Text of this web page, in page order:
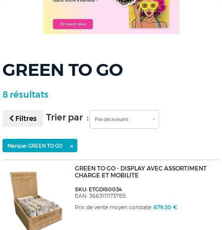
GREEN TO GO
8 résultats
Filtres Trier par : Prix décroissant
Marque: GREEN TO GO ×
GREEN TO GO - DISPLAY AVEC ASSORTIMENT
CHARGE ET MOBILITE
SKU: ETGDIS0034
EAN: 3663111173765
Prix de vente moyen constaté: 679,30 €